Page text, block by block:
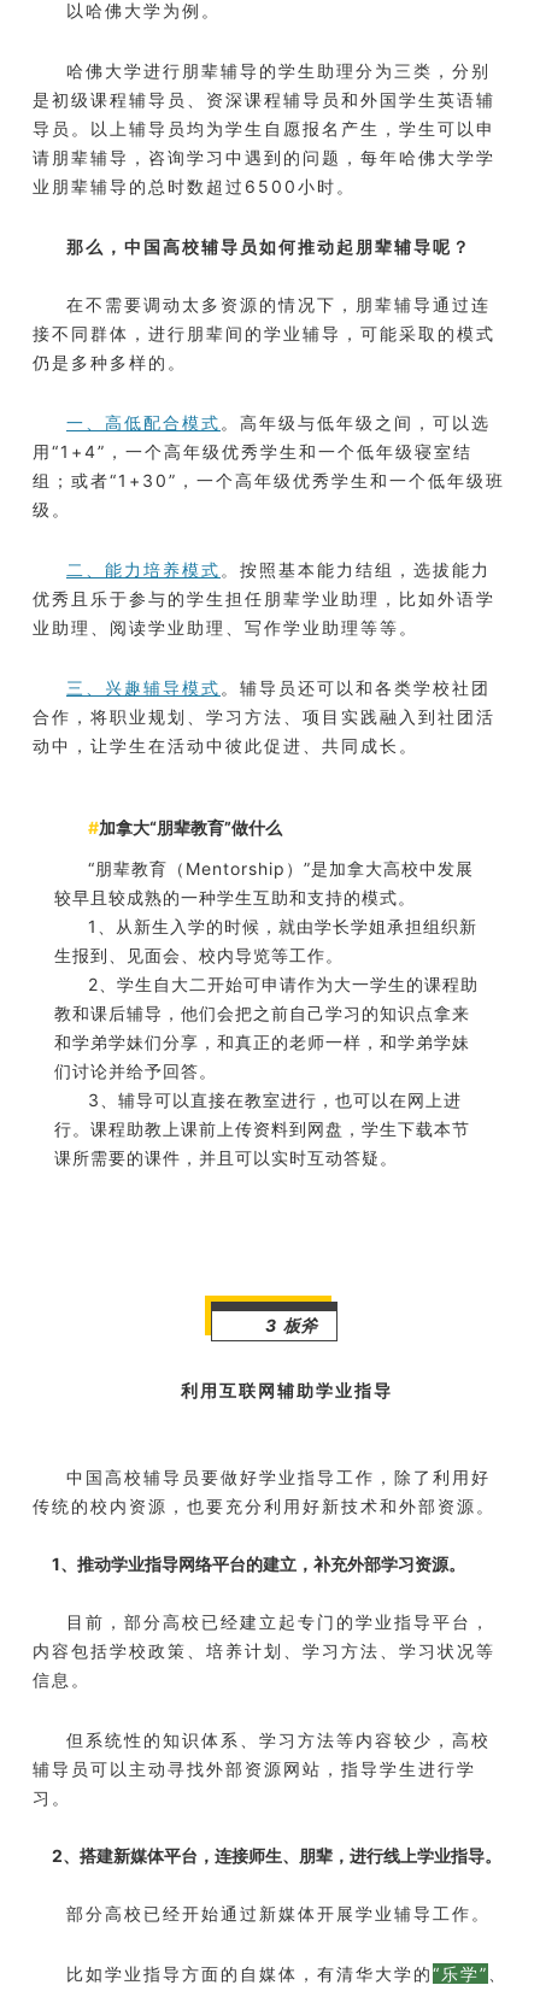
以哈佛大学为例。
哈佛大学进行朋辈辅导的学生助理分为三类，分别
是初级课程辅导员、资深课程辅导员和外国学生英语辅
导员。以上辅导员均为学生自愿报名产生，学生可以申
请朋辈辅导，咨询学习中遇到的问题，每年哈佛大学学
业朋辈辅导的总时数超过6500小时。
那么，中国高校辅导员如何推动起朋辈辅导呢？
在不需要调动太多资源的情况下，朋辈辅导通过连
接不同群体，进行朋辈间的学业辅导，可能采取的模式
仍是多种多样的。
一、高低配合模式 。高年级与低年级之间，可以选
用“1+4”，一个高年级优秀学生和一个低年级寝室结
组；或者“1+30”，一个高年级优秀学生和一个低年级班
级。
二、能力培养模式 。 按照基本能力结组，选拔能力
优秀且乐于参与的学生担任朋辈学业助理，比如外语学
业助理、阅读学业助理、写作学业助理等等。
三、兴趣辅导模式 。辅导员还可以和各类学校社团
合作，将职业规划、学习方法、项目实践融入到社团活
动中，让学生在活动中彼此促进、共同成长。
#加拿大“朋辈教育”做什么
“朋辈教育（Mentorship）”是加拿大高校中发展
较早且较成熟的一种学生互助和支持的模式。
1、从新生入学的时候，就由学长学姐承担组织新
生报到、见面会、校内导览等工作。
2、学生自大二开始可申请作为大一学生的课程助
教和课后辅导，他们会把之前自己学习的知识点拿来
和学弟学妹们分享，和真正的老师一样，和学弟学妹
们讨论并给予回答。
3、辅导可以直接在教室进行，也可以在网上进
行。课程助教上课前上传资料到网盘，学生下载本节
课所需要的课件，并且可以实时互动答疑。
3 板斧
利用互联网辅助学业指导
中国高校辅导员要做好学业指导工作，除了利用好
传统的校内资源，也要充分利用好新技术和外部资源。
1、推动学业指导网络平台的建立，补充外部学习资源。
目前，部分高校已经建立起专门的学业指导平台，
内容包括学校政策、培养计划、学习方法、学习状况等
信息。
但系统性的知识体系、学习方法等内容较少，高校
辅导员可以主动寻找外部资源网站，指导学生进行学
习。
2、搭建新媒体平台，连接师生、朋辈，进行线上学业指导。
部分高校已经开始通过新媒体开展学业辅导工作。
比如学业指导方面的自媒体，有清华大学的“乐学”